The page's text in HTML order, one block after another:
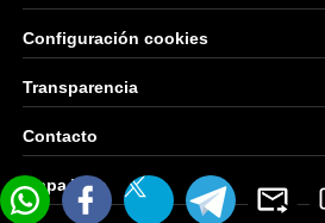
Configuración cookies
Transparencia
Contacto
Mapa Web